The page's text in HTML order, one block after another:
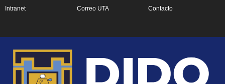
Intranet Correo UTA Contacto